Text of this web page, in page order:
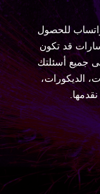
للحصول
قد تكون
جميع أسئلتك
الديكورات،